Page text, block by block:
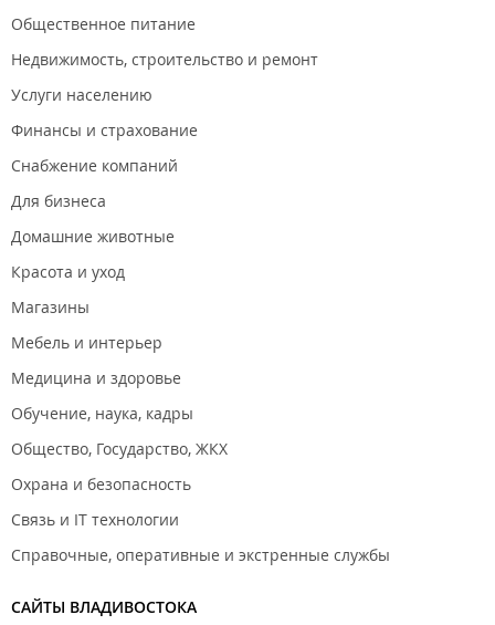
Общественное питание
Недвижимость, строительство и ремонт
Услуги населению
Финансы и страхование
Снабжение компаний
Для бизнеса
Домашние животные
Красота и уход
Магазины
Мебель и интерьер
Медицина и здоровье
Обучение, наука, кадры
Общество, Государство, ЖКХ
Охрана и безопасность
Связь и IT технологии
Справочные, оперативные и экстренные службы
САЙТЫ ВЛАДИВОСТОКА